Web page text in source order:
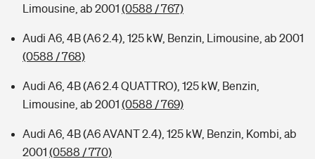
Limousine, ab 2001 (0588 / 767)
Audi A6, 4B (A6 2.4), 125 kW, Benzin, Limousine, ab 2001
(0588 / 768)
Audi A6, 4B (A6 2.4 QUATTRO), 125 kW, Benzin,
Limousine, ab 2001 (0588 / 769)
Audi A6, 4B (A6 AVANT 2.4), 125 kW, Benzin, Kombi, ab
2001 (0588 / 770)